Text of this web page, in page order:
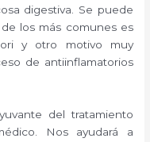
digestiva. Se puede
los más comunes es
y otro motivo muy
de antiinflamatorios
del tratamiento
Nos ayudará a